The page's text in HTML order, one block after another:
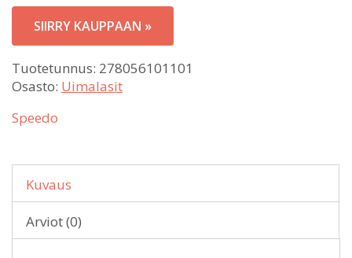
SIIRRY KAUPPAAN »
Tuotetunnus: 278056101101
Osasto: Uimalasit
Speedo
Kuvaus
Arviot (0)